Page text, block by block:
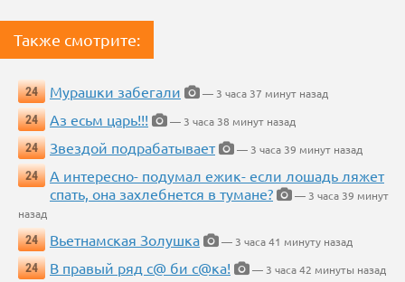
Также смотрите:
24 Мурашки забегали
— 3 часа 37 минут назад
24
Аз есьм царь!!!
— 3 часа 38 минут назад
24
Звездой подрабатывает
— 3 часа 39 минут назад
24
А интересно- подумал ежик- если лошадь ляжет
спать, она захлебнется в тумане?
— 3 часа 39 минут
назад
24
Вьетнамская Золушка
— 3 часа 41 минуту назад
24
В правый ряд с@ би с@ка!
— 3 часа 42 минуты назад